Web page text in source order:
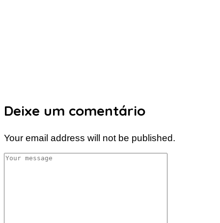
Deixe um comentário
Your email address will not be published.